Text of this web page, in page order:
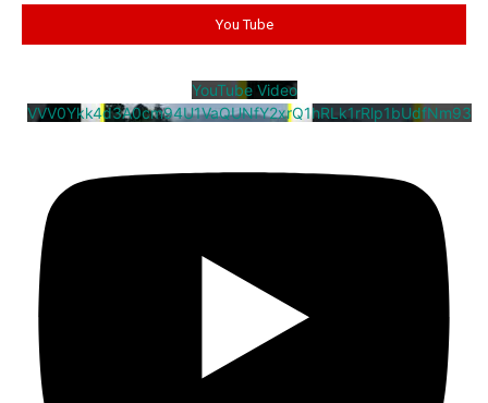
You Tube
YouTube Video
VVV0Ykk4d3A0cm94U1VaQUNfY2xrQ1hRLk1rRlp1bUdfNm93